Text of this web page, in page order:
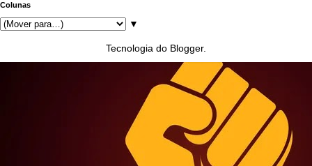
Colunas
▼
Tecnologia do Blogger.